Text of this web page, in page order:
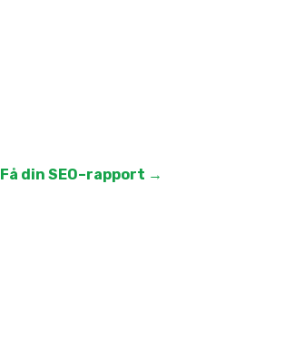
Få din SEO–rapport →